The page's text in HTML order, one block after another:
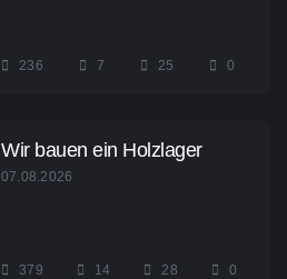
236 7 25 0
Wir bauen ein Holzlager
07.08.2026
379 14 28 0